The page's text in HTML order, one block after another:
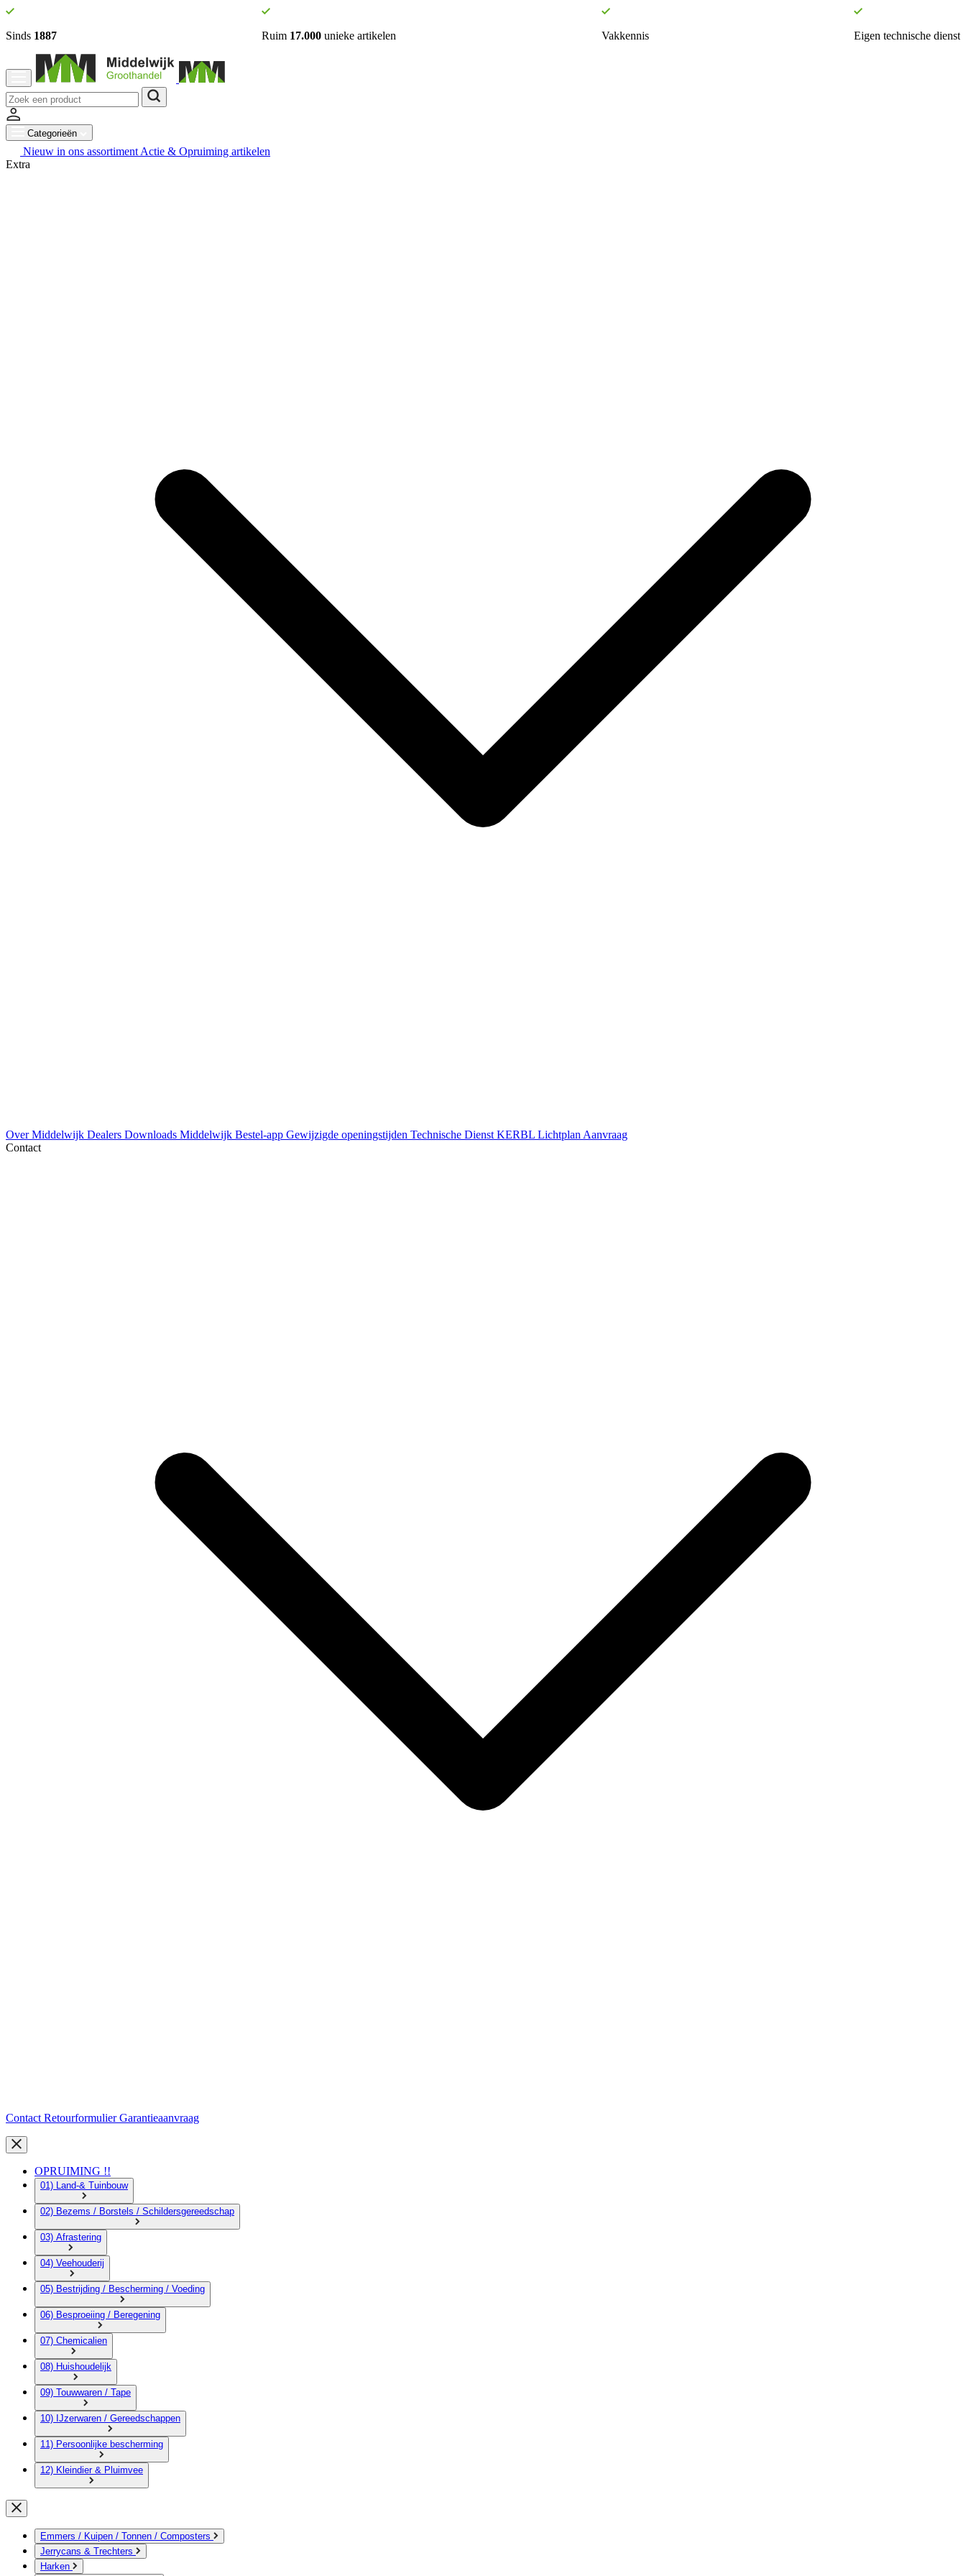
Sinds 1887 Ruim 17.000 unieke artikelen Vakkennis Eigen technische dienst
Categorieën
Nieuw in ons assortiment Actie & Opruiming artikelen
Extra
Over Middelwijk Dealers Downloads Middelwijk Bestel-app Gewijzigde openingstijden Technische Dienst KERBL Lichtplan Aanvraag
Contact
Contact RetourformulierGarantieaanvraag
OPRUIMING !!
01) Land-& Tuinbouw
02) Bezems / Borstels / Schildersgereedschap
03) Afrastering
04) Veehouderij
05) Bestrijding / Bescherming / Voeding
06) Besproeiing / Beregening
07) Chemicalien
08) Huishoudelijk
09) Touwwaren / Tape
10) IJzerwaren / Gereedschappen
11) Persoonlijke bescherming
12) Kleindier & Pluimvee
Emmers / Kuipen / Tonnen / Composters
Jerrycans & Trechters
Harken